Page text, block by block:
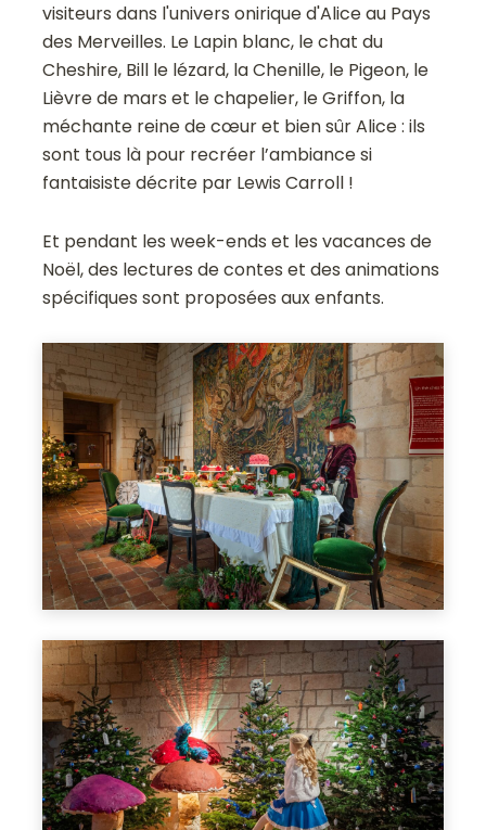
visiteurs dans l'univers onirique d'Alice au Pays
des Merveilles. Le Lapin blanc, le chat du
Cheshire, Bill le lézard, la Chenille, le Pigeon, le
Lièvre de mars et le chapelier, le Griffon, la
méchante reine de cœur et bien sûr Alice : ils
sont tous là pour recréer l’ambiance si
fantaisiste décrite par Lewis Carroll !
Et pendant les week-ends et les vacances de
Noël, des lectures de contes et des animations
spécifiques sont proposées aux enfants.